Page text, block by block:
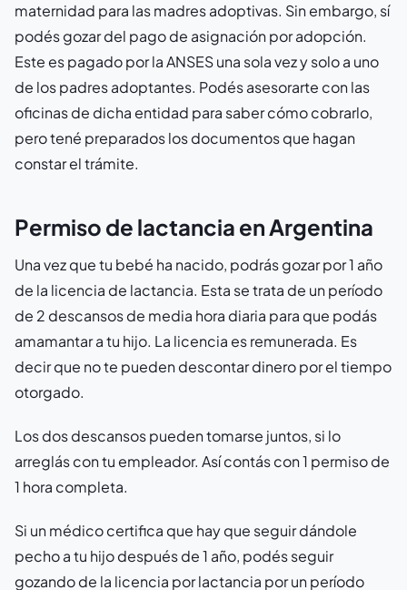
maternidad para las madres adoptivas. Sin embargo, sí
podés gozar del pago de asignación por adopción.
Este es pagado por la ANSES una sola vez y solo a uno
de los padres adoptantes. Podés asesorarte con las
oficinas de dicha entidad para saber cómo cobrarlo,
pero tené preparados los documentos que hagan
constar el trámite.
Permiso de lactancia en Argentina
Una vez que tu bebé ha nacido, podrás gozar por 1 año
de la licencia de lactancia. Esta se trata de un período
de 2 descansos de media hora diaria para que podás
amamantar a tu hijo. La licencia es remunerada. Es
decir que no te pueden descontar dinero por el tiempo
otorgado.
Los dos descansos pueden tomarse juntos, si lo
arreglás con tu empleador. Así contás con 1 permiso de
1 hora completa.
Si un médico certifica que hay que seguir dándole
pecho a tu hijo después de 1 año, podés seguir
gozando de la licencia por lactancia por un período